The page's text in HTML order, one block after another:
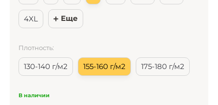
4XL Еще
Плотность:
130-140 г/м2 155-160 г/м2 175-180 г/м2
В наличии